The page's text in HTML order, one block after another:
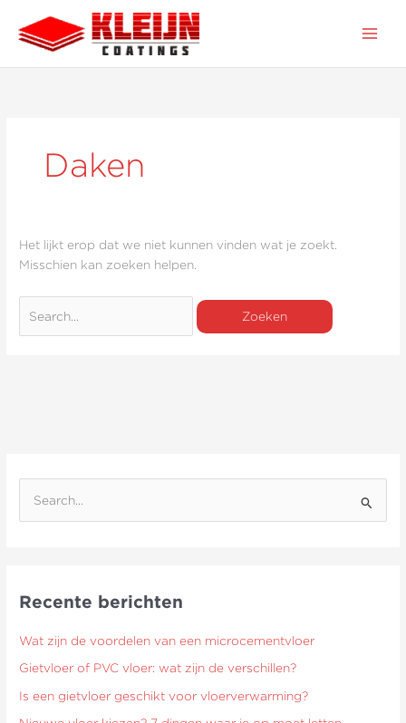
naar
inhoud
Daken
Het lijkt erop dat we niet kunnen vinden wat je zoekt.
Misschien kan zoeken helpen.
naar:
n
r
:
Recente berichten
Wat zijn de voordelen van een microcementvloer
Gietvloer of PVC vloer: wat zijn de verschillen?
Is een gietvloer geschikt voor vloerverwarming?